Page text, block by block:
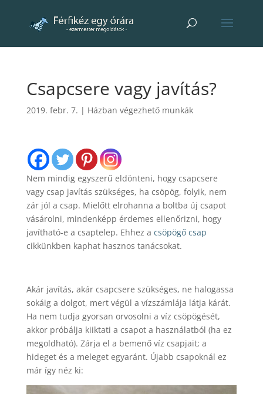
Csapcsere vagy javítás?
2019. febr. 7. | Házban végezhető munkák
Nem mindig egyszerű eldönteni, hogy csapcsere
vagy csap javítás szükséges, ha csöpög, folyik, nem
zár jól a csap. Mielőtt elrohanna a boltba új csapot
vásárolni, mindenképp érdemes ellenőrizni, hogy
javítható-e a csaptelep. Ehhez a csöpögő csap
cikkünkben kaphat hasznos tanácsokat.
Akár javítás, akár csapcsere szükséges, ne halogassa
sokáig a dolgot, mert végül a vízszámlája látja kárát.
Ha nem tudja gyorsan orvosolni a víz csöpögését,
akkor próbálja kiiktati a csapot a használatból (ha ez
megoldható). Zárja el a bemenő víz csapjait; a
hideget és a meleget egyaránt. Újabb csapoknál ez
már így néz ki: